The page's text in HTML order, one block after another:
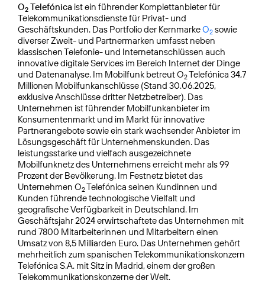
O2 Telefónica ist ein führender Komplettanbieter für
Telekommunikationsdienste für Privat- und
Geschäftskunden. Das Portfolio der KernmarkeO2 sowie
diverser Zweit- und Partnermarken umfasst neben
klassischen Telefonie- und Internetanschlüssen auch
innovative digitale Services im Bereich Internet der Dinge
und Datenanalyse. Im Mobilfunk betreut O2Telefónica 34,7
Millionen Mobilfunkanschlüsse (Stand 30.06.2025,
exklusive Anschlüsse dritter Netzbetreiber). Das
Unternehmen ist führender Mobilfunkanbieter im
Konsumentenmarkt und im Markt für innovative
Partnerangebote sowie ein stark wachsender Anbieter im
Lösungsgeschäft für Unternehmenskunden. Das
leistungsstarke und vielfach ausgezeichnete
Mobilfunknetz des Unternehmens erreicht mehr als 99
Prozent der Bevölkerung. Im Festnetz bietet das
Unternehmen O2Telefónica seinen Kundinnen und
Kunden führende technologische Vielfalt und
geografische Verfügbarkeit in Deutschland. Im
Geschäftsjahr 2024 erwirtschaftete das Unternehmen mit
rund 7800 Mitarbeiterinnen und Mitarbeitern einen
Umsatz von 8,5 Milliarden Euro. Das Unternehmen gehört
mehrheitlich zum spanischen Telekommunikationskonzern
Telefónica S.A. mit Sitz in Madrid, einem der großen
Telekommunikationskonzerne der Welt.